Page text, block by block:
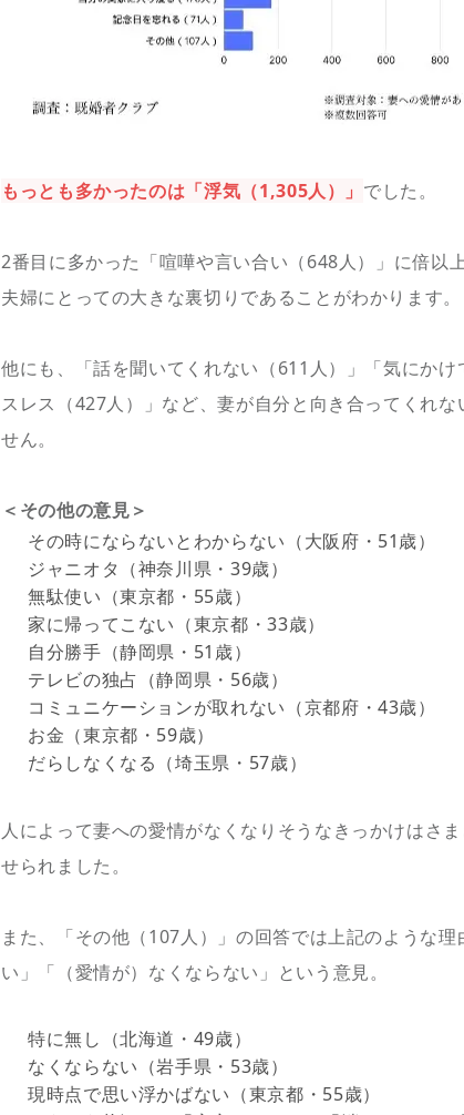
もっとも多かったのは「浮気（1,305人）」 でした。
2番目に多かった「喧嘩や言い合い（648人）」に倍以
夫婦にとっての大きな裏切りであることがわかります。
他にも、「話を聞いてくれない（611人）」「気にか
スレス（427人）」など、妻が自分と向き合ってくれ
せん。
＜その他の意見＞
その時にならないとわからない（大阪府・51歳）
ジャニオタ（神奈川県・39歳）
無駄使い（東京都・55歳）
家に帰ってこない（東京都・33歳）
自分勝手（静岡県・51歳）
テレビの独占（静岡県・56歳）
コミュニケーションが取れない（京都府・43歳）
お金（東京都・59歳）
だらしなくなる（埼玉県・57歳）
人によって妻への愛情がなくなりそうなきっかけはさ
せられました。
また、「その他（107人）」の回答では上記のような
い」「（愛情が）なくならない」という意見。
特に無し（北海道・49歳）
なくならない（岩手県・53歳）
現時点で思い浮かばない（東京都・55歳）